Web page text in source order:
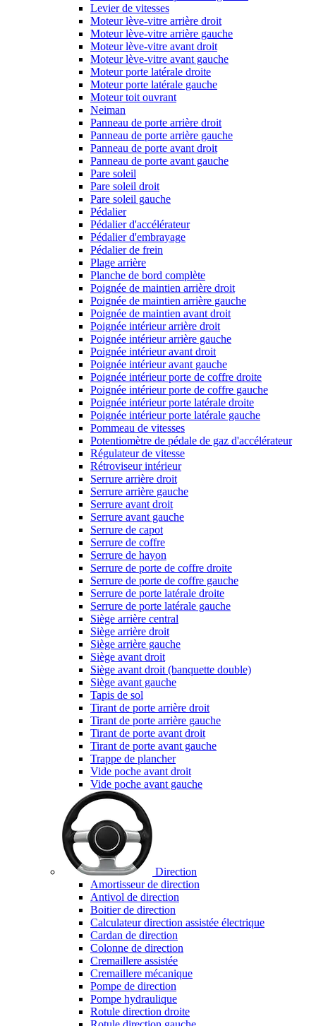
Levier de vitesses
Moteur lève-vitre arrière droit
Moteur lève-vitre arrière gauche
Moteur lève-vitre avant droit
Moteur lève-vitre avant gauche
Moteur porte latérale droite
Moteur porte latérale gauche
Moteur toit ouvrant
Neiman
Panneau de porte arrière droit
Panneau de porte arrière gauche
Panneau de porte avant droit
Panneau de porte avant gauche
Pare soleil
Pare soleil droit
Pare soleil gauche
Pédalier
Pédalier d'accélérateur
Pédalier d'embrayage
Pédalier de frein
Plage arrière
Planche de bord complète
Poignée de maintien arrière droit
Poignée de maintien arrière gauche
Poignée de maintien avant droit
Poignée intérieur arrière droit
Poignée intérieur arrière gauche
Poignée intérieur avant droit
Poignée intérieur avant gauche
Poignée intérieur porte de coffre droite
Poignée intérieur porte de coffre gauche
Poignée intérieur porte latérale droite
Poignée intérieur porte latérale gauche
Pommeau de vitesses
Potentiomètre de pédale de gaz d'accélérateur
Régulateur de vitesse
Rétroviseur intérieur
Serrure arrière droit
Serrure arrière gauche
Serrure avant droit
Serrure avant gauche
Serrure de capot
Serrure de coffre
Serrure de hayon
Serrure de porte de coffre droite
Serrure de porte de coffre gauche
Serrure de porte latérale droite
Serrure de porte latérale gauche
Siège arrière central
Siège arrière droit
Siège arrière gauche
Siège avant droit
Siège avant droit (banquette double)
Siège avant gauche
Tapis de sol
Tirant de porte arrière droit
Tirant de porte arrière gauche
Tirant de porte avant droit
Tirant de porte avant gauche
Trappe de plancher
Vide poche avant droit
Vide poche avant gauche
Direction
Amortisseur de direction
Antivol de direction
Boitier de direction
Calculateur direction assistée électrique
Cardan de direction
Colonne de direction
Cremaillere assistée
Cremaillere mécanique
Pompe de direction
Pompe hydraulique
Rotule direction droite